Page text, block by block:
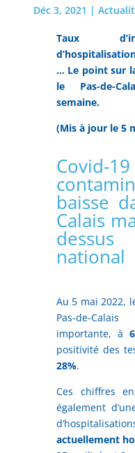
Déc 3, 2021 |
Taux
… Le point sur
le Pas-de-
semaine.
(Mis à jour le 5
baisse
Calais
national
Au 5 mai 2022,
Pas-de-
importante, à
positivité des
28%.
Ces chiffres en
également
actuellement